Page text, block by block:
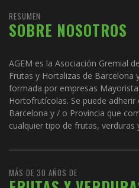
RESUMEN
SOBRE NOSOTROS
AGEM es la Asociación Gremial
Frutas y Hortalizas de Barcelona
formada por empresas
Hortofrutícolas. Se puede adherir
Barcelona y / o Provincia que
cualquier tipo de frutas, verduras
MÁS DE 30 AÑOS DE